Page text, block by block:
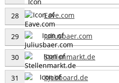
28 Eave.com
29 Juliusbaer.com
30 Stellenmarkt.de
31 Itjobboard.de